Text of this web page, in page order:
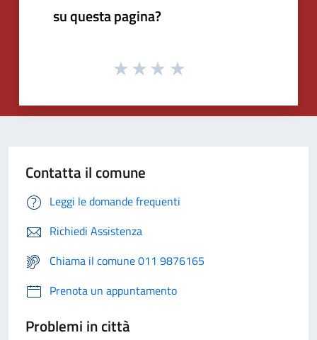
su questa pagina?
Contatta il comune
Leggi le domande frequenti
Richiedi Assistenza
Chiama il comune 011 9876165
Prenota un appuntamento
Problemi in città